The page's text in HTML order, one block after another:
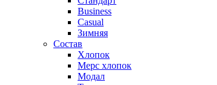
Business
Casual
Зимняя
Состав
Хлопок
Мерс хлопок
Модал